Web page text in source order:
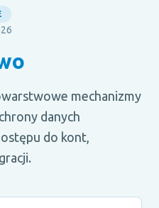
mechanizmy
danych
do kont,